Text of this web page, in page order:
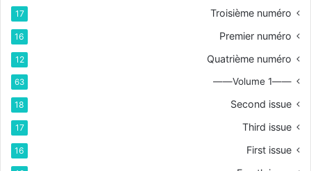
Troisième numéro
17
Premier numéro
16
Quatrième numéro
12
——Volume 1——
63
Second issue
18
Third issue
17
First issue
16